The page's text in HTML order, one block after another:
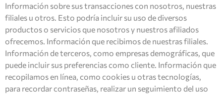
Información sobre sus transacciones con nosotros, nuestras
filiales u otros. Esto podría incluir su uso de diversos
productos o servicios que nosotros y nuestros afiliados
ofrecemos. Información que recibimos de nuestras filiales.
Información de terceros, como empresas demográficas, que
puede incluir sus preferencias como cliente. Información que
recopilamos en línea, como cookies u otras tecnologías,
para recordar contraseñas, realizar un seguimiento del uso